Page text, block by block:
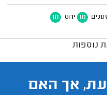
זמנים 10 יחס 10
נוספות
דעת, אך האם